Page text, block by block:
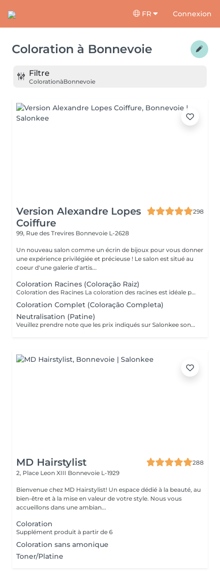
FR Connexion
Coloration à Bonnevoie
Filtre
ColorationàBonnevoie
Version Alexandre Lopes
Coiffure
298
99, Rue des Trevires Bonnevoie L-2628
Un nouveau salon comme un écrin de bijoux pour vous donner
une expérience privilégiée et précieuse ! Le salon est situé au
coeur d'une galerie d'artis...
Coloration Racines (Coloração Raiz)
Coloration des Racines La coloration des racines est idéale pour conserver une couleur uniforme et soignée, tout en assurant une finition élégante et naturelle. - Racines jusqu'à 2 cm (environ 1 mois de repousse) : tarif standard du service. - Racines de 2 cm à 4 cm : considéré comme une retouche élargie, avec un tarif différent. - Au-delà de 4 cm : il s'agit d'une coloration complète, avec un devis adapté. Ce soin permet d'éviter les différences de tons entre les racines et les longueurs, de préserver la santé du cheveu et de maintenir l'éclat de la couleur plus longtemps.
Coloration Complet (Coloração Completa)
Neutralisation (Patine)
Veuillez prendre note que les prix indiqués sur Salonkee sont communiqués à titre informatif et s'entendent de base. Ces derniers sont susceptibles de varier selon le diagnostic réalisé à votre arrivée au salon et l'expertise du professionnel à qui vous confiez votre beauté. Dans tous les cas, un devis précis vous sera proposé et toutes réalisations de prestations seront effectuées avec votre accord. Un grand merci d'avance pour votre compréhension. Au plaisir de vous revoir très vite. Alexandre Lopes
MD Hairstylist
288
2, Place Leon XIII Bonnevoie L-1929
Bienvenue chez MD Hairstylist! Un espace dédié à la beauté, au
bien-être et à la mise en valeur de votre style. Nous vous
accueillons dans une ambian...
Coloration
Supplément produit à partir de 6
Coloration sans amonique
Toner/Platine